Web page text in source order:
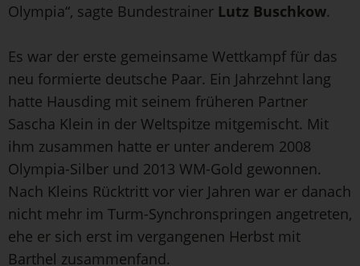
Olympia“, sagte Bundestrainer Lutz Buschkow.
Es war der erste gemeinsame Wettkampf für das
neu formierte deutsche Paar. Ein Jahrzehnt lang
hatte Hausding mit seinem früheren Partner
Sascha Klein in der Weltspitze mitgemischt. Mit
ihm zusammen hatte er unter anderem 2008
Olympia-Silber und 2013 WM-Gold gewonnen.
Nach Kleins Rücktritt vor vier Jahren war er danach
nicht mehr im Turm-Synchronspringen angetreten,
ehe er sich erst im vergangenen Herbst mit
Barthel zusammenfand.